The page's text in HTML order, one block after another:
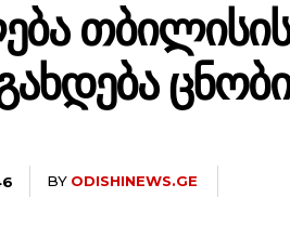
BY ODISHINEWS.GE